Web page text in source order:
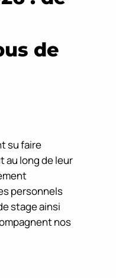
de
su faire
au long de leur
personnels
stage ainsi
nos